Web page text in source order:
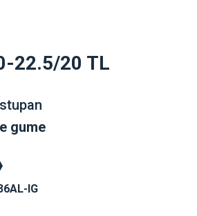
22.5/20 TL
gume
IG